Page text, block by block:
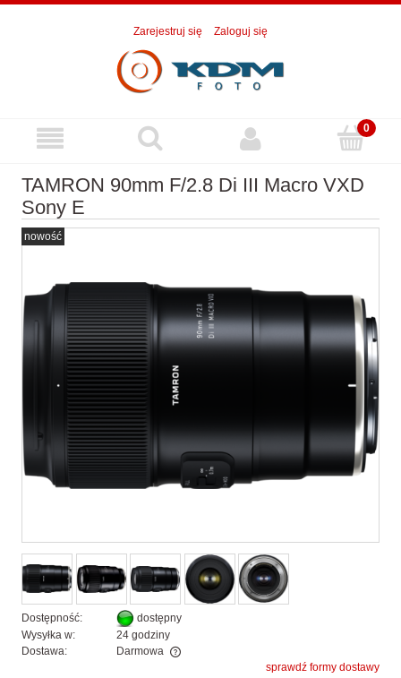
Zarejestruj się Zaloguj się
TAMRON 90mm F/2.8 Di III Macro VXD
Sony E
nowość
Dostępność:
dostępny
Wysyłka w:
24 godziny
Dostawa:
Darmowa
Cena nie zawiera ewentualnych kosztów płatnościsprawdź formy dostawy